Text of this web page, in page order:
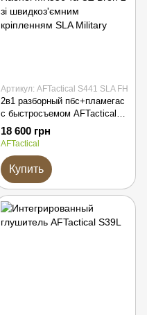
Артикул: AFTactical S441 SLA FH
2в1 разборный пбс+пламегас
с быстросъемом AFTactical
S441 SLA FH
18 600 грн
AFTactical
Купить